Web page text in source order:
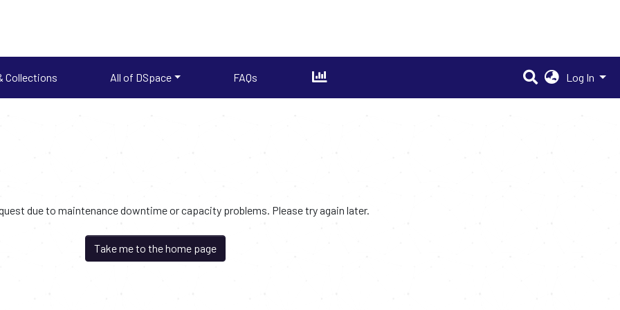
Collections All of DSpace FAQs Log In
due to maintenance downtime or capacity problems. Please try again later.
Take me to the home page